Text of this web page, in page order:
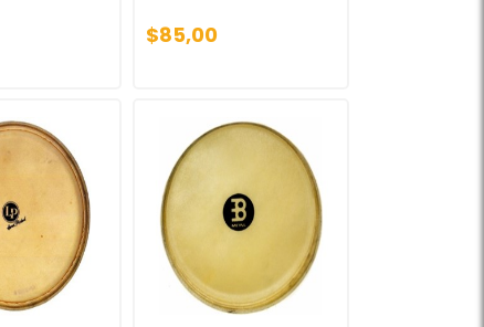
$85,00